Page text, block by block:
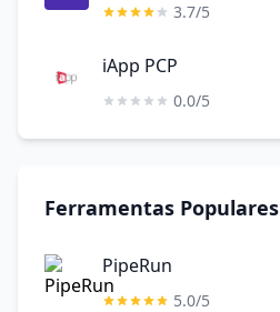
3.7/5
iApp PCP
0.0/5
Ferramentas Populares
PipeRun
5.0/5